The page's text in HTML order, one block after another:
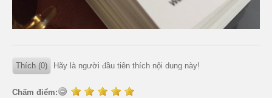
Thích (0) Hãy là người đầu tiên thích nội dung này!
Chấm điểm: